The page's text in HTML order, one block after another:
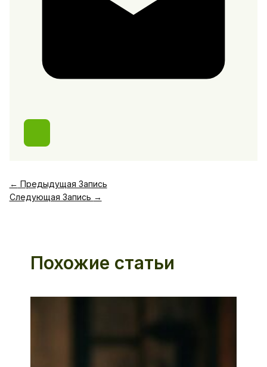
← Предыдущая Запись
Следующая Запись →
Похожие статьи